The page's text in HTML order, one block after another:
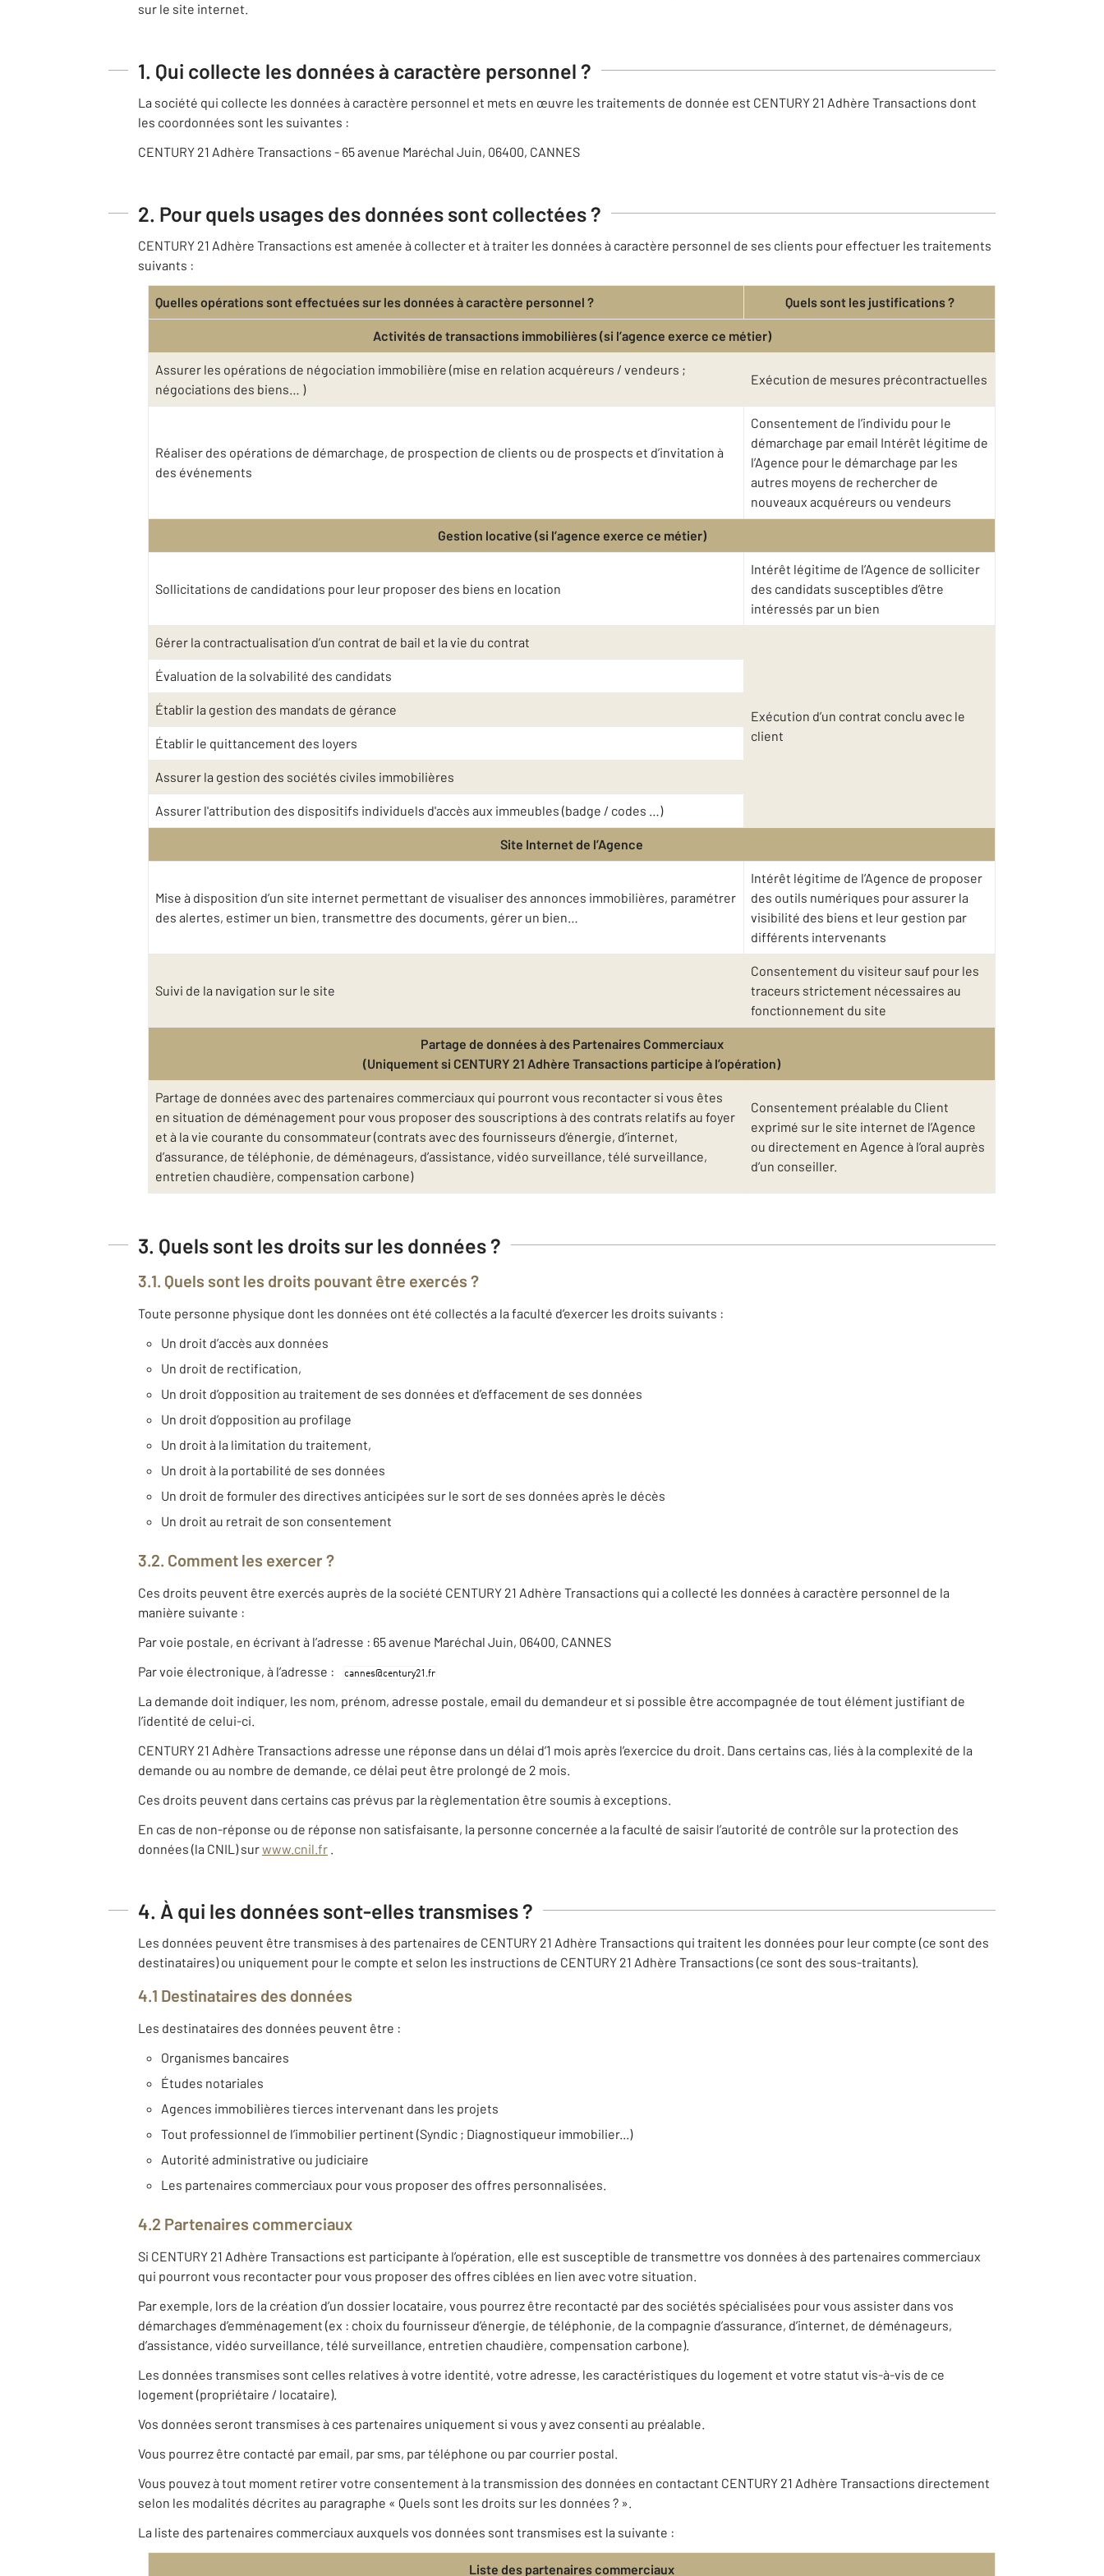
sur le site internet.
1. Qui collecte les données à caractère personnel ?
La société qui collecte les données à caractère personnel et mets en œuvre les traitements de donnée est CENTURY 21 Adhère Transactions dont
les coordonnées sont les suivantes :
CENTURY 21 Adhère Transactions - 65 avenue Maréchal Juin, 06400, CANNES
2. Pour quels usages des données sont collectées ?
CENTURY 21 Adhère Transactions est amenée à collecter et à traiter les données à caractère personnel de ses clients pour effectuer les traitements
suivants :
Quelles opérations sont effectuées sur les données à caractère personnel ? Quels sont les justifications ?
Activités de transactions immobilières (si l’agence exerce ce métier)
Assurer les opérations de négociation immobilière (mise en relation acquéreurs / vendeurs ;
négociations des biens… )
Exécution de mesures précontractuelles
Réaliser des opérations de démarchage, de prospection de clients ou de prospects et d’invitation à
des événements
Consentement de l’individu pour le
démarchage par email Intérêt légitime de
l’Agence pour le démarchage par les
autres moyens de rechercher de
nouveaux acquéreurs ou vendeurs
Gestion locative (si l’agence exerce ce métier)
Sollicitations de candidations pour leur proposer des biens en location
Intérêt légitime de l’Agence de solliciter
des candidats susceptibles d’être
intéressés par un bien
Gérer la contractualisation d’un contrat de bail et la vie du contrat
Exécution d’un contrat conclu avec le
client
Évaluation de la solvabilité des candidats
Établir la gestion des mandats de gérance
Établir le quittancement des loyers
Assurer la gestion des sociétés civiles immobilières
Assurer l'attribution des dispositifs individuels d'accès aux immeubles (badge / codes …)
Site Internet de l’Agence
Mise à disposition d’un site internet permettant de visualiser des annonces immobilières, paramétrer
des alertes, estimer un bien, transmettre des documents, gérer un bien…
Intérêt légitime de l’Agence de proposer
des outils numériques pour assurer la
visibilité des biens et leur gestion par
différents intervenants
Suivi de la navigation sur le site
Consentement du visiteur sauf pour les
traceurs strictement nécessaires au
fonctionnement du site
Partage de données à des Partenaires Commerciaux
(Uniquement si CENTURY 21 Adhère Transactions participe à l’opération)
Partage de données avec des partenaires commerciaux qui pourront vous recontacter si vous êtes
en situation de déménagement pour vous proposer des souscriptions à des contrats relatifs au foyer
et à la vie courante du consommateur (contrats avec des fournisseurs d’énergie, d’internet,
d’assurance, de téléphonie, de déménageurs, d’assistance, vidéo surveillance, télé surveillance,
entretien chaudière, compensation carbone)
Consentement préalable du Client
exprimé sur le site internet de l’Agence
ou directement en Agence à l’oral auprès
d’un conseiller.
3. Quels sont les droits sur les données ?
3.1. Quels sont les droits pouvant être exercés ?
Toute personne physique dont les données ont été collectés a la faculté d’exercer les droits suivants :
Un droit d’accès aux données
Un droit de rectification,
Un droit d’opposition au traitement de ses données et d’effacement de ses données
Un droit d’opposition au profilage
Un droit à la limitation du traitement,
Un droit à la portabilité de ses données
Un droit de formuler des directives anticipées sur le sort de ses données après le décès
Un droit au retrait de son consentement
3.2. Comment les exercer ?
Ces droits peuvent être exercés auprès de la société CENTURY 21 Adhère Transactions qui a collecté les données à caractère personnel de la
manière suivante :
Par voie postale, en écrivant à l’adresse : 65 avenue Maréchal Juin, 06400, CANNES
Par voie électronique, à l’adresse :
La demande doit indiquer, les nom, prénom, adresse postale, email du demandeur et si possible être accompagnée de tout élément justifiant de
l’identité de celui-ci.
CENTURY 21 Adhère Transactions adresse une réponse dans un délai d’1 mois après l’exercice du droit. Dans certains cas, liés à la complexité de la
demande ou au nombre de demande, ce délai peut être prolongé de 2 mois.
Ces droits peuvent dans certains cas prévus par la règlementation être soumis à exceptions.
En cas de non-réponse ou de réponse non satisfaisante, la personne concernée a la faculté de saisir l’autorité de contrôle sur la protection des
données (la CNIL) surwww.cnil.fr
4. À qui les données sont-elles transmises ?
Les données peuvent être transmises à des partenaires de CENTURY 21 Adhère Transactions qui traitent les données pour leur compte (ce sont des
destinataires) ou uniquement pour le compte et selon les instructions de CENTURY 21 Adhère Transactions (ce sont des sous-traitants).
4.1 Destinataires des données
Les destinataires des données peuvent être :
Organismes bancaires
Études notariales
Agences immobilières tierces intervenant dans les projets
Tout professionnel de l’immobilier pertinent (Syndic ; Diagnostiqueur immobilier...)
Autorité administrative ou judiciaire
Les partenaires commerciaux pour vous proposer des offres personnalisées.
4.2 Partenaires commerciaux
Si CENTURY 21 Adhère Transactions est participante à l’opération, elle est susceptible de transmettre vos données à des partenaires commerciaux
qui pourront vous recontacter pour vous proposer des offres ciblées en lien avec votre situation.
Par exemple, lors de la création d’un dossier locataire, vous pourrez être recontacté par des sociétés spécialisées pour vous assister dans vos
démarchages d’emménagement (ex : choix du fournisseur d’énergie, de téléphonie, de la compagnie d’assurance, d’internet, de déménageurs,
d’assistance, vidéo surveillance, télé surveillance, entretien chaudière, compensation carbone).
Les données transmises sont celles relatives à votre identité, votre adresse, les caractéristiques du logement et votre statut vis-à-vis de ce
logement (propriétaire / locataire).
Vos données seront transmises à ces partenaires uniquement si vous y avez consenti au préalable.
Vous pourrez être contacté par email, par sms, par téléphone ou par courrier postal.
Vous pouvez à tout moment retirer votre consentement à la transmission des données en contactant CENTURY 21 Adhère Transactions directement
selon les modalités décrites au paragraphe « Quels sont les droits sur les données ? ».
La liste des partenaires commerciaux auxquels vos données sont transmises est la suivante :
Liste des partenaires commerciaux